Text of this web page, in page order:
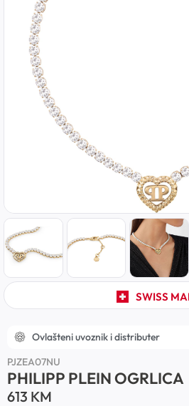
SWISS
Ovlašteni uvoznik i distributer
PJZEA07NU
PHILIPP PLEIN OGRLICA
613 KM